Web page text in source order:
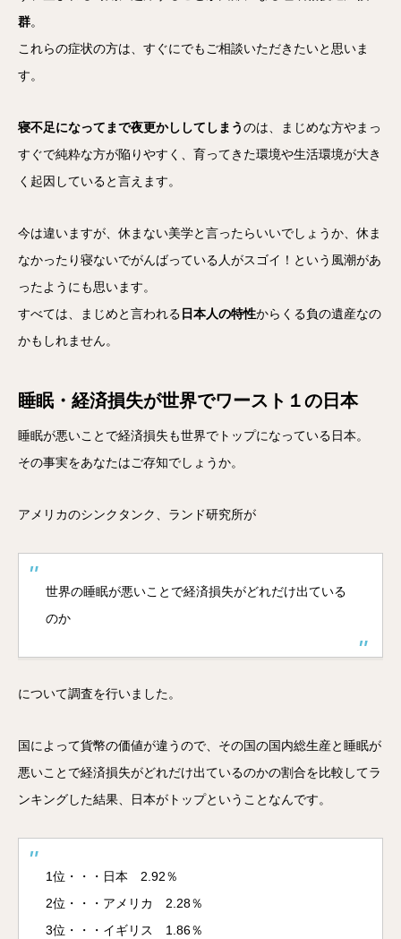
群。
これらの症状の方は、すぐにでもご相談いただきたいと思いま
す。
寝不足になってまで夜更かししてしまうのは、まじめな方やまっ
すぐで純粋な方が陥りやすく、育ってきた環境や生活環境が大き
く起因していると言えます。
今は違いますが、休まない美学と言ったらいいでしょうか、休ま
なかったり寝ないでがんばっている人がスゴイ！という風潮があ
ったようにも思います。
すべては、まじめと言われる 日本人の特性からくる負の遺産なの
かもしれません。
睡眠・経済損失が世界でワースト１の日本
睡眠が悪いことで経済損失も世界でトップになっている日本。
その事実をあなたはご存知でしょうか。
アメリカのシンクタンク、ランド研究所が
世界の睡眠が悪いことで経済損失がどれだけ出ている
のか
について調査を行いました。
国によって貨幣の価値が違うので、その国の国内総生産と睡眠が
悪いことで経済損失がどれだけ出ているのかの割合を比較してラ
ンキングした結果、日本がトップということなんです。
1位・・・日本 2.92％
2位・・・アメリカ 2.28％
3位・・・イギリス 1.86％